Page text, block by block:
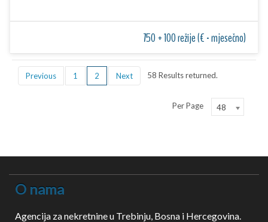
750 + 100 režije (€ - mjesečno)
Previous 1 2 Next 58 Results returned.
Per Page 48
O nama
Agencija za nekretnine u Trebinju, Bosna i Hercegovina.